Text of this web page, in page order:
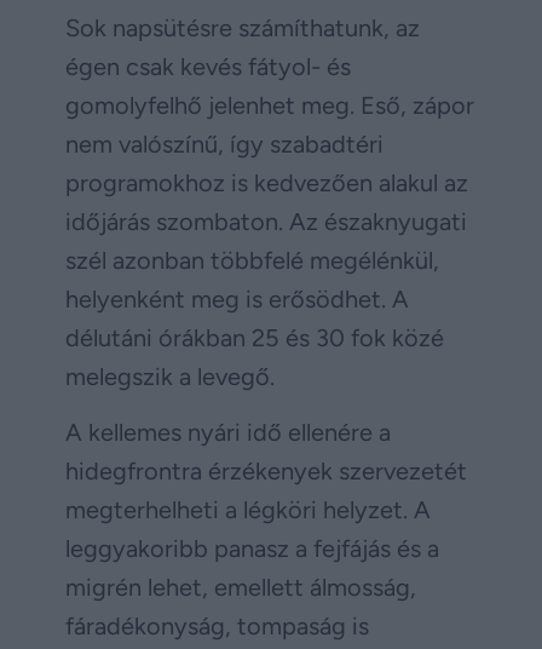
Sok napsütésre számíthatunk, az
égen csak kevés fátyol- és
gomolyfelhő jelenhet meg. Eső, zápor
nem valószínű, így szabadtéri
programokhoz is kedvezően alakul az
időjárás szombaton. Az északnyugati
szél azonban többfelé megélénkül,
helyenként meg is erősödhet. A
délutáni órákban 25 és 30 fok közé
melegszik a levegő.
A kellemes nyári idő ellenére a
hidegfrontra érzékenyek szervezetét
megterhelheti a légköri helyzet. A
leggyakoribb panasz a fejfájás és a
migrén lehet, emellett álmosság,
fáradékonyság, tompaság is